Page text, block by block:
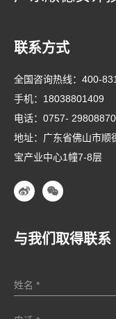
联系方式
全国咨询热线： 400-
手机： 18038801409
电话： 0757- 29808870
地址：广东省佛山市顺
宝产业中心1幢7-8层
与我们取得联系